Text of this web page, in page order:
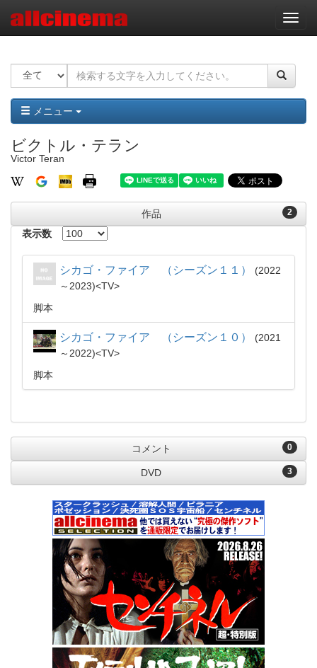
ナ
ビ
ー
ョ
ン
メニュー
ビクトル・テラン
Victor Teran
2
作品
表示数
シカゴ・ファイア （シーズン１１）
2022
～2023
TV
脚本
シカゴ・ファイア （シーズン１０）
2021
～2022
TV
脚本
0
コメント
3
DVD